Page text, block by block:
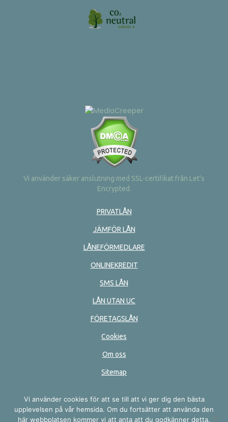
Vi använder säker anslutning med SSL-certifikat från Let's
Encrypted.
PRIVATLÅN
JÄMFÖR LÅN
LÅNEFÖRMEDLARE
ONLINEKREDIT
SMS LÅN
LÅN UTAN UC
FÖRETAGSLÅN
Cookies
Om oss
Sitemap
Vi använder cookies för att se till att vi ger dig den bästa
upplevelsen på vår hemsida. Om du fortsätter att använda den
här webbplatsen kommer vi att anta att du godkänner detta.